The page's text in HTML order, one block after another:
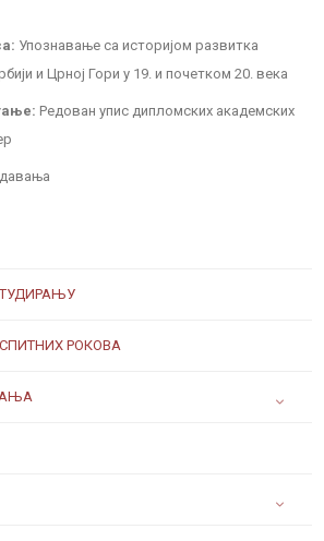
РОКОВА
Упознавање са историјом развитка
и Црној Гори у 19. и почетком 20. века
Редован упис дипломских академских